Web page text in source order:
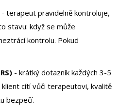
- terapeut pravidelně kontroluje,
stavu: když se může
kontrolu. Pokud
- krátký dotazník každých 3-5
cítí vůči terapeutovi, kvalitě
bezpečí.